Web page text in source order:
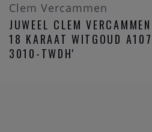
Clem Vercammen
JUWEEL CLEM
18 KARAAT WITGOUD
3010-TWDH'